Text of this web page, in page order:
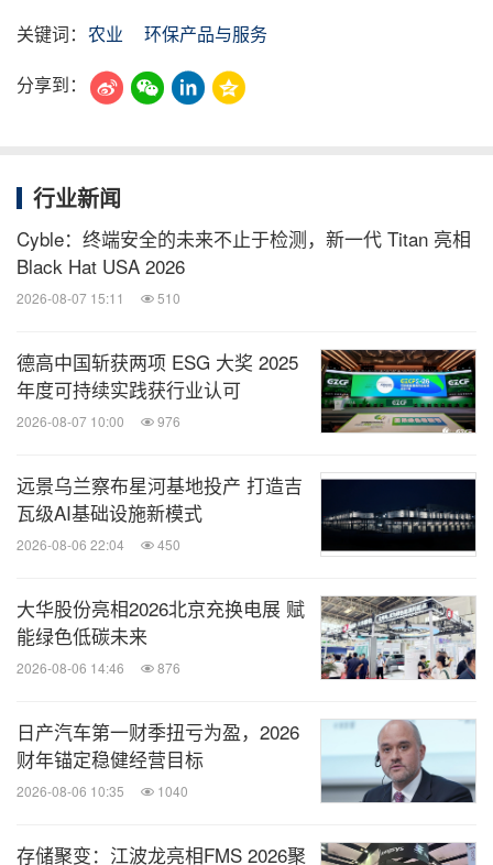
关键词： 农业
环保产品与服务
分享到：
行业新闻
Cyble：终端安全的未来不止于检测，新一代 Titan 亮相
Black Hat USA 2026
2026-08-07 15:11 510
德高中国斩获两项 ESG 大奖 2025
年度可持续实践获行业认可
2026-08-07 10:00 976
远景乌兰察布星河基地投产 打造吉
瓦级AI基础设施新模式
2026-08-06 22:04 450
大华股份亮相2026北京充换电展 赋
能绿色低碳未来
2026-08-06 14:46 876
日产汽车第一财季扭亏为盈，2026
财年锚定稳健经营目标
2026-08-06 10:35 1040
存储聚变：江波龙亮相FMS 2026聚